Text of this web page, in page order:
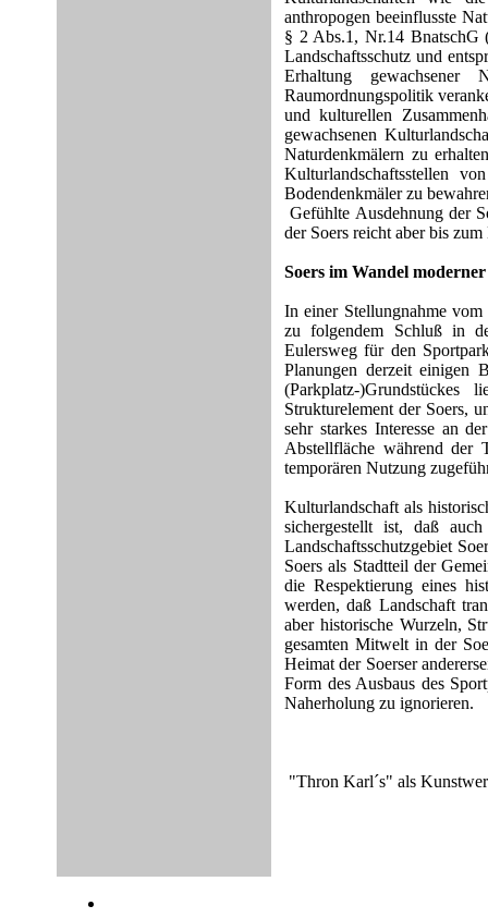
anthropogen beeinflusste
§ 2 Abs.1, Nr.14 BnatschG
Landschaftsschutz und
Erhaltung gewachsener
Raumordnungspolitik
und kulturellen
gewachsenen
Naturdenkmälern zu
Kulturlandschaftsstellen
Bodendenkmäler zu
Gefühlte Ausdehnung der
der Soers reicht aber bis
Soers im Wandel
In einer Stellungnahme
zu folgendem Schluß in
Eulersweg für den
Planungen derzeit einigen
(Parkplatz-
Strukturelement der Soers,
sehr starkes Interesse an
Abstellfläche während der
temporären Nutzung
Kulturlandschaft als
sichergestellt ist, daß
Landschaftsschutzgebiet
Soers als Stadtteil der
die Respektierung eines
werden, daß Landschaft
aber historische Wurzeln,
gesamten Mitwelt in der
Heimat der Soerser
Form des Ausbaus des
Naherholung zu ignorieren.
"Thron Karl´s" als